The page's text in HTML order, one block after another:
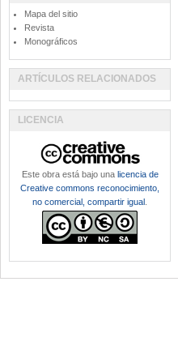
Mapa del sitio
Revista
Monográficos
ARTÍCULOS RELACIONADOS
LICENCIA
Este obra está bajo una licencia de
Creative commons reconocimiento,
no comercial, compartir igual